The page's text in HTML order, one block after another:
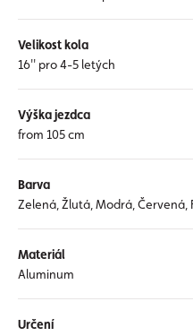
Velikost kola
16'' pro 4-5 letých
Výška jezdca
from 105 cm
Barva
Zelená, Žlutá, Modrá, Červená,
Materiál
Aluminum
Určení